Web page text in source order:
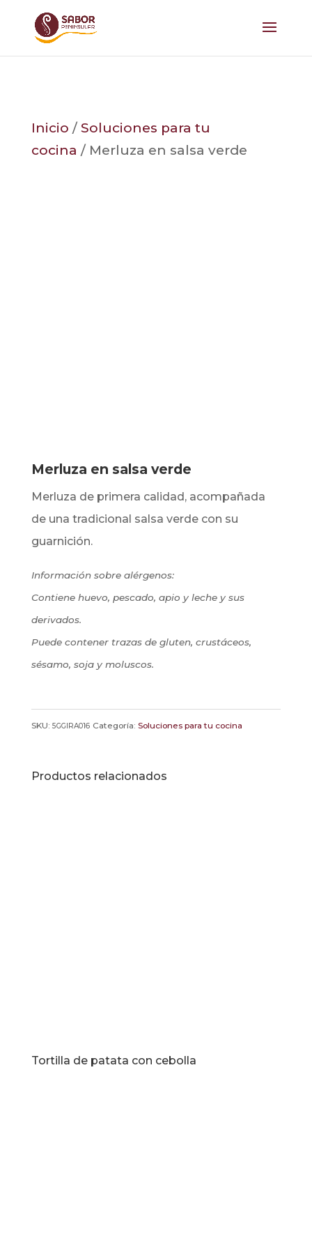
Inicio / Soluciones para tu
cocina / Merluza en salsa verde
Merluza en salsa verde
Merluza de primera calidad, acompañada
de una tradicional salsa verde con su
guarnición.
Información sobre alérgenos:
Contiene huevo, pescado, apio y leche y sus
derivados.
Puede contener trazas de gluten, crustáceos,
sésamo, soja y moluscos.
SKU: 5GGIRA016 Categoría: Soluciones para tu cocina
Productos relacionados
Tortilla de patata con cebolla